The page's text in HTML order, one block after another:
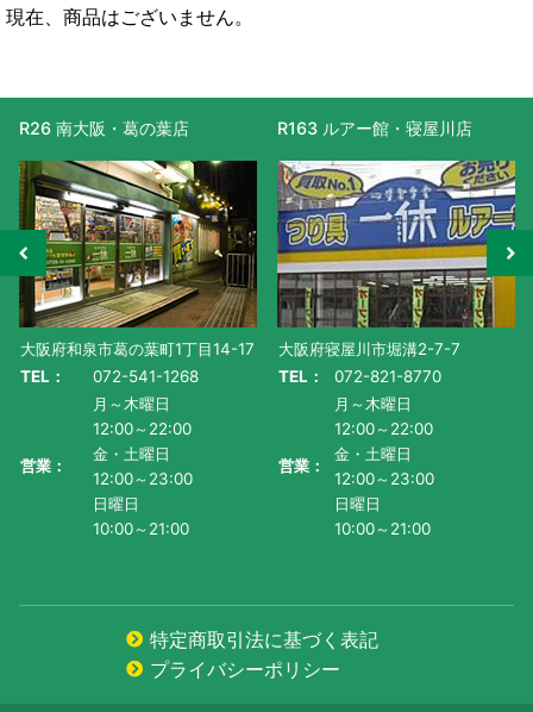
現在、商品はございません。
R26 南大阪・葛の葉店
大阪府和泉市葛の葉町1丁目14-17
TEL：
072-541-1268
営業：
月～木曜日
12:00～22:00
金・土曜日
12:00～23:00
日曜日
10:00～21:00
R163 ルアー館・寝屋川店
大阪府寝屋川市堀溝2-7-7
TEL：
072-821-8770
営業：
月～木曜日
12:00～22:00
金・土曜日
12:00～23:00
日曜日
10:00～21:00
特定商取引法に基づく表記
プライバシーポリシー